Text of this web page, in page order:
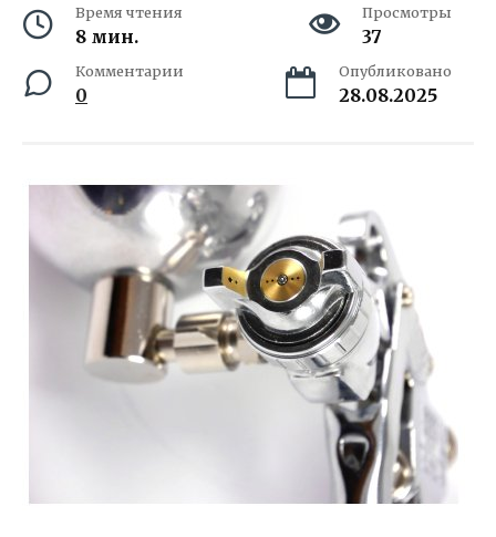
Время чтения
8 мин.
Просмотры
37
Комментарии
0
Опубликовано
28.08.2025